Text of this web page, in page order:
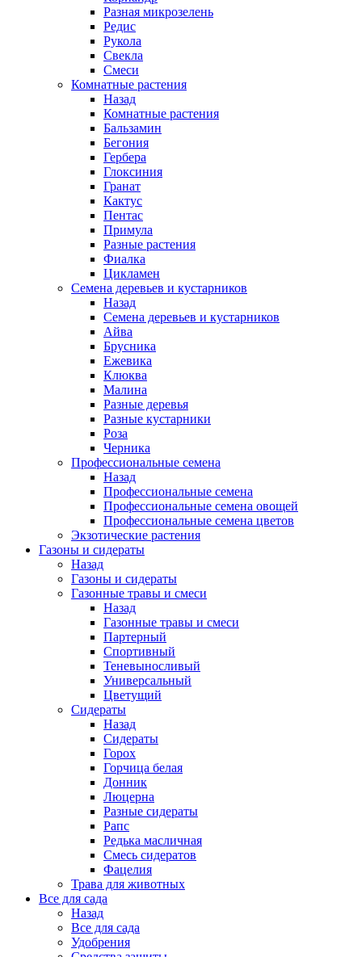
Разная микрозелень
Редис
Рукола
Свекла
Смеси
Комнатные растения
Назад
Комнатные растения
Бальзамин
Бегония
Гербера
Глоксиния
Гранат
Кактус
Пентас
Примула
Разные растения
Фиалка
Цикламен
Семена деревьев и кустарников
Назад
Семена деревьев и кустарников
Айва
Брусника
Ежевика
Клюква
Малина
Разные деревья
Разные кустарники
Роза
Черника
Профессиональные семена
Назад
Профессиональные семена
Профессиональные семена овощей
Профессиональные семена цветов
Экзотические растения
Газоны и сидераты
Назад
Газоны и сидераты
Газонные травы и смеси
Назад
Газонные травы и смеси
Партерный
Спортивный
Теневыносливый
Универсальный
Цветущий
Сидераты
Назад
Сидераты
Горох
Горчица белая
Донник
Люцерна
Разные сидераты
Рапс
Редька масличная
Смесь сидератов
Фацелия
Трава для животных
Все для сада
Назад
Все для сада
Удобрения